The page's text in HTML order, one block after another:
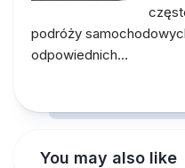
podróży
odpowiednich…
You may also like